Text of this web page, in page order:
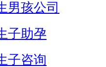
男孩公司
子助孕
子咨询